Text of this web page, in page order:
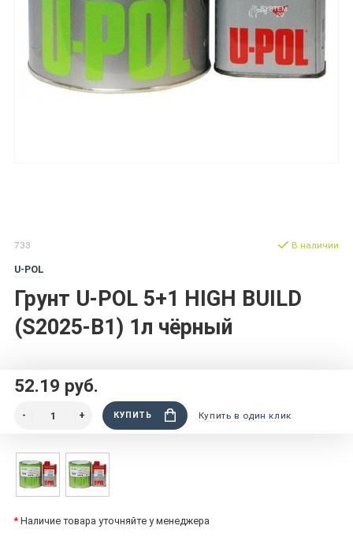
733
U-POL
Грунт U-POL 5+1 HIGH BUILD
(S2025-B1) 1л чёрный
В наличии
52.19 руб.
КУПИТЬ Купить в один клик
* Наличие товара уточняйте у менеджера